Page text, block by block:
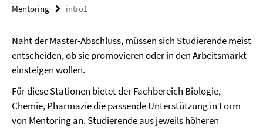
Mentoring
intro1
Naht der Master-Abschluss, müssen sich Studierende meist
entscheiden, ob sie promovieren oder in den Arbeitsmarkt
einsteigen wollen.
Für diese Stationen bietet der Fachbereich Biologie,
Chemie, Pharmazie die passende Unterstützung in Form
von Mentoring an. Studierende aus jeweils höheren